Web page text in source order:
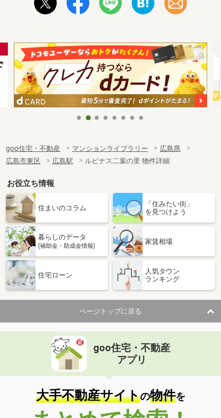
goo住宅・不動産 マンションライブラリー
広島県
広島市東区
広島駅 ルピナス二葉の里 物件詳細
お役立ち情報
住まいのコラム
「住みたい街」
を見つけよう
暮らしのデータ
(補助金・助成金情報)
家賃相場
住宅ローン
人気タウン
ランキング
ページトップに戻る
goo住宅・不動産
アプリ
大手不動産サイトの物件を